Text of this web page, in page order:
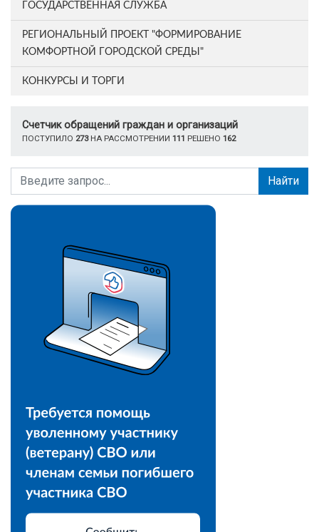
ГОСУДАРСТВЕННАЯ СЛУЖБА
РЕГИОНАЛЬНЫЙ ПРОЕКТ "ФОРМИРОВАНИЕ
КОМФОРТНОЙ ГОРОДСКОЙ СРЕДЫ"
КОНКУРСЫ И ТОРГИ
Счетчик обращений граждан и организаций
ПОСТУПИЛО 273НА РАССМОТРЕНИИ 111 РЕШЕНО 162
Найти